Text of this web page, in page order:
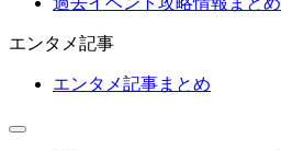
エンタメ記事
エンタメ記事まとめ